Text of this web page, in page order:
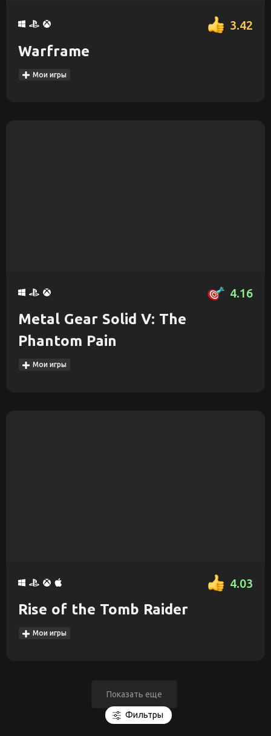
3.42
Warframe
Мои игры
4.16
Metal Gear Solid V: The
Phantom Pain
Мои игры
4.03
Rise of the Tomb Raider
Мои игры
Показать еще
Фильтры